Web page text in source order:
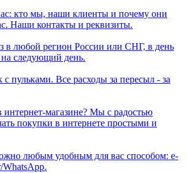
кто мы, наши клиенты и почему они
Наши контакты и реквизиты.
в любой регион России или СНГ, в день
следующий день.
пульками. Все расходы за пересыл - за
интернет-магазине? Мы с радостью
покупки в интернете простыми и
любым удобным для вас способом: e-
WhatsApp.